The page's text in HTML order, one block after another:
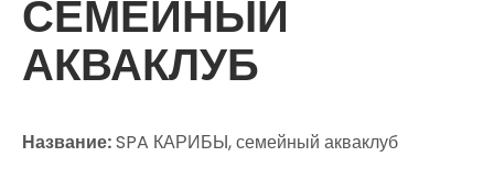
СЕМЕЙНЫЙ
АКВАКЛУБ
Название:SPA КАРИБЫ, семейный акваклуб